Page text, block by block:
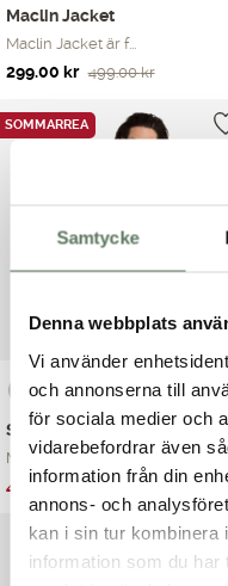
Samtycke
Denna webbplats
Vi använder
och annonserna till
för sociala medier och
vidarebefordrar även
information från din
annons- och
kan i sin tur kombinera
information som du
Maclin Jacket
Maclin Jacket är f...
499.00kr
Det
priset
299.00 kr
Det
priset
Scott Sweater
SOMMARREA
Mjuk och skön tröj...
799.00kr
Det
ursprungliga
priset
var:
499.00kr
Det
nuvarande
priset